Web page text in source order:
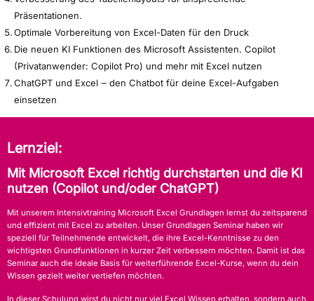
Präsentationen.
Optimale Vorbereitung von Excel-Daten für den Druck
Die neuen KI Funktionen des Microsoft Assistenten. Copilot
(Privatanwender: Copilot Pro) und mehr mit Excel nutzen
ChatGPT und Excel ‒ den Chatbot für deine Excel-Aufgaben
einsetzen
Lernziel:
Mit Microsoft Excel richtig durchstarten und die KI
nutzen (Copilot und/oder ChatGPT)
Mit unserem Intensivtraining Microsoft Excel Grundlagen lernst du zeitsparend
und effizient mit Excel zu arbeiten. Unser Grundlagen Seminar haben wir
speziell für Teilnehmende entwickelt, die ihre Excel-Kenntnisse zu den
wichtigsten Grundfunktionen in kurzer Zeit verbessern möchten. Damit ist das
Seminar auch die ideale Basis für weiterführende Excel-Kurse, wenn du dein
Wissen gezielt weiter vertiefen möchten.